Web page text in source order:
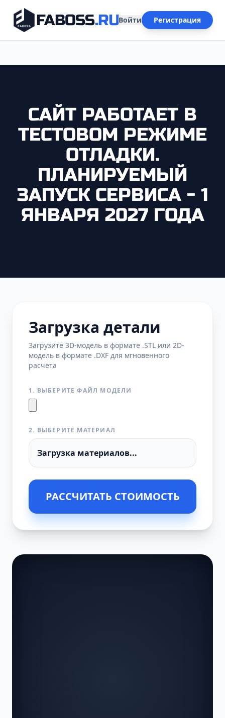
FABOSS.RUВойти Регистрация
САЙТ РАБОТАЕТ В
ТЕСТОВОМ РЕЖИМЕ
ОТЛАДКИ.
ПЛАНИРУЕМЫЙ
ЗАПУСК СЕРВИСА - 1
ЯНВАРЯ 2027 ГОДА
Загрузка детали
Загрузите 3D-модель в формате .STL или 2D-
модель в формате .DXF для мгновенного
расчета
1. ВЫБЕРИТЕ ФАЙЛ МОДЕЛИ
2. ВЫБЕРИТЕ МАТЕРИАЛ
РАССЧИТАТЬ СТОИМОСТЬ